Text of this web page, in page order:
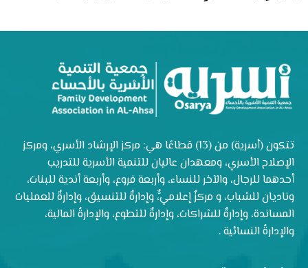
تتكون (أسرية) من (13) قطاعًا هي: مركز الإرشاد الأسري، ومركز
الإصلاح الأسري، ومعهدان عاليان للتنمية الأسرية للتدريب
أحدهما للرجال، والآخر للنساء، وأربعة فروع، وأربعة أندية للبنات،
وناديان للشباب، و مركزٌ إعلاميٌّ، وإدارةٌ للتنسيق، وإدارةٌ للعمليات
المساندة، وإدارةٌ للشراكات، وإدارةٌ للتطوع، والإدارةُ المالية،
والإدارةُ النسائية .